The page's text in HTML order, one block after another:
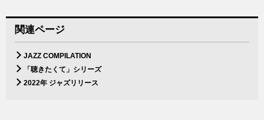
関連ページ
JAZZ COMPILATION
「聴きたくて」シリーズ
2022年 ジャズリリース